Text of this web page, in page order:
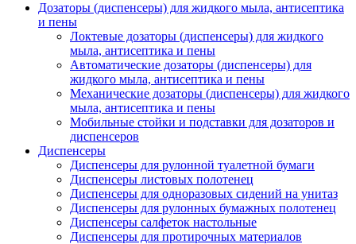
Дозаторы (диспенсеры) для жидкого мыла, антисептика
и пены
Локтевые дозаторы (диспенсеры) для жидкого
мыла, антисептика и пены
Автоматические дозаторы (диспенсеры) для
жидкого мыла, антисептика и пены
Механические дозаторы (диспенсеры) для жидкого
мыла, антисептика и пены
Мобильные стойки и подставки для дозаторов и
диспенсеров
Диспенсеры
Диспенсеры для рулонной туалетной бумаги
Диспенсеры листовых полотенец
Диспенсеры для одноразовых сидений на унитаз
Диспенсеры для рулонных бумажных полотенец
Диспенсеры салфеток настольные
Диспенсеры для протирочных материалов